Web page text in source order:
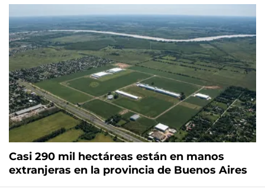
Casi 290 mil hectáreas están en manos
extranjeras en la provincia de Buenos Aires